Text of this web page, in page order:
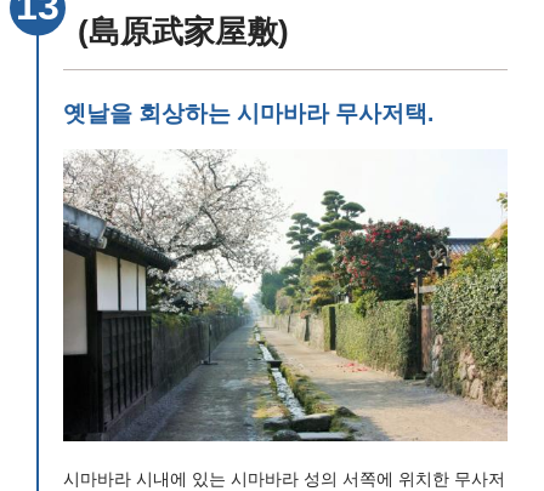
(島原武家屋敷)
옛날을 회상하는 시마바라 무사저택.
시마바라 시내에 있는 시마바라 성의 서쪽에 위치한 무사저